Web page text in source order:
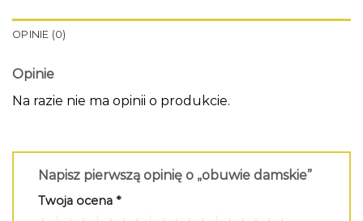
OPINIE (0)
Opinie
Na razie nie ma opinii o produkcie.
Napisz pierwszą opinię o „obuwie damskie”
Twoja ocena *